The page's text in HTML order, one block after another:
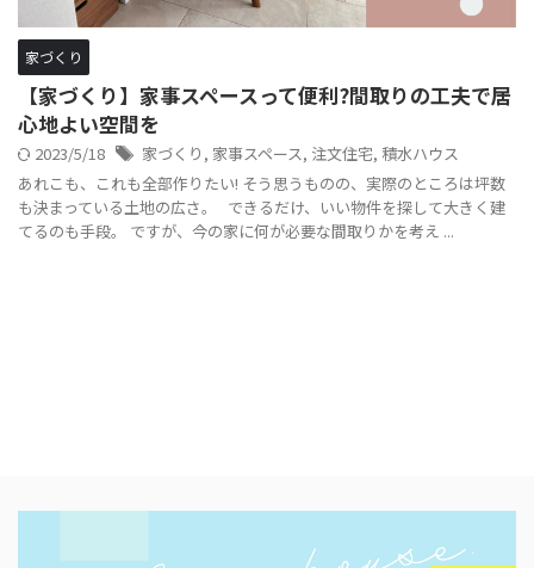
家づくり
【家づくり】家事スペースって便利?間取りの工夫で居
心地よい空間を
2023/5/18 家づくり , 家事スペース, 注文住宅, 積水ハウス
あれこも、これも全部作りたい! そう思うものの、実際のところは坪数
も決まっている土地の広さ。 できるだけ、いい物件を探して大きく建
てるのも手段。 ですが、今の家に何が必要な間取りかを考え ...